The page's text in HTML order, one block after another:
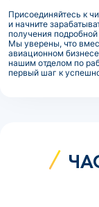
Присоединяйтесь к
и начните
получения
Мы уверены, что
авиационном
нашим отделом по
первый шаг к